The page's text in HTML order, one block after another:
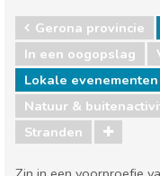
Gerona provincie
In een oogopslag
Lokale evenementen
Natuur &
Stranden